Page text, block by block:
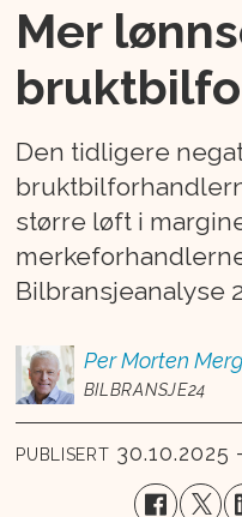
Mer
Den tidligere
større løft i
Bilbransjeanalyse
Per Morten Merg
BILBRANSJE24
PUBLISERT 30.10.2025